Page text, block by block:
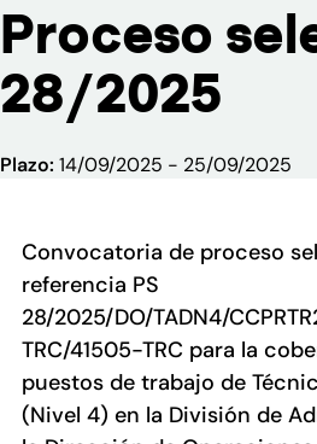
Proceso
28/2025
Plazo: 14/09/2025 - 25/09/2025
Convocatoria de proceso
referencia PS
28/2025/DO/TADN4/
TRC/41505-TRC para la
puestos de trabajo de
(Nivel 4) en la División de